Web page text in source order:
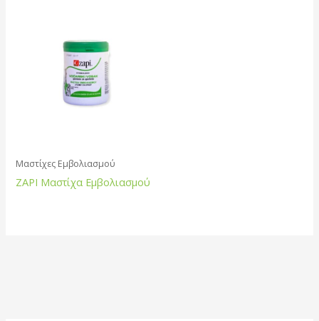
Μαστίχες Εμβολιασμού
ZAPI Μαστίχα Εμβολιασμού